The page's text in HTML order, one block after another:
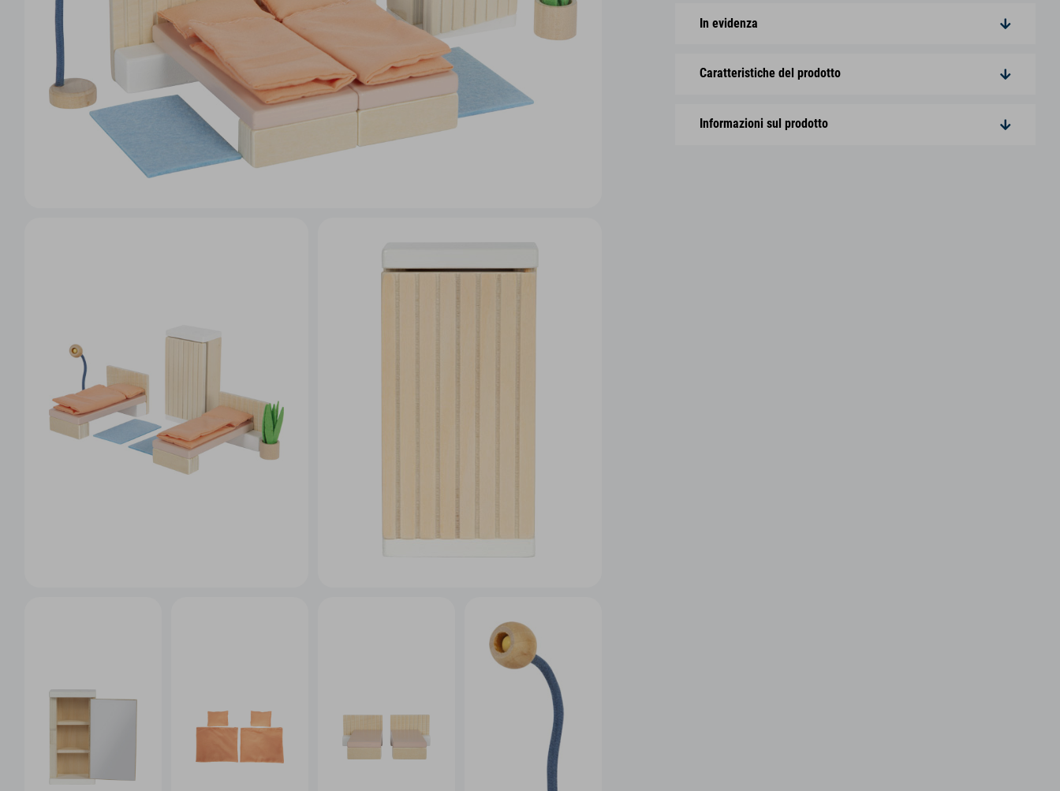
In evidenza
Caratteristiche del prodotto
Informazioni sul prodotto